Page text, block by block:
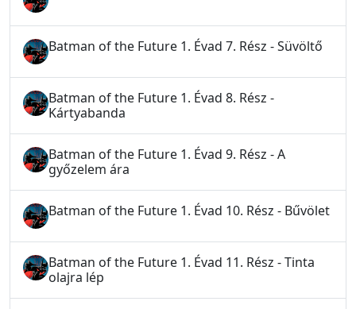
Batman of the Future 1. Évad 7. Rész - Süvöltő
Batman of the Future 1. Évad 8. Rész -
Kártyabanda
Batman of the Future 1. Évad 9. Rész - A
győzelem ára
Batman of the Future 1. Évad 10. Rész - Bűvölet
Batman of the Future 1. Évad 11. Rész - Tinta
olajra lép